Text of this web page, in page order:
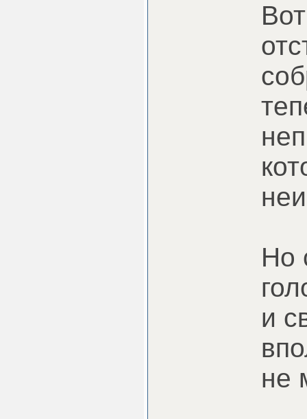
Но
и
не